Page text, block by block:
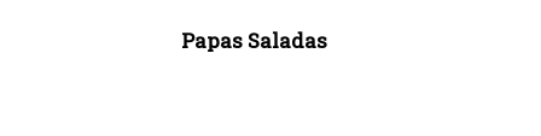
Papas Saladas